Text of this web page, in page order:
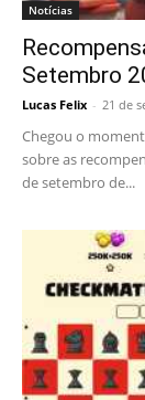
Notícias
Setembro
Lucas Felix - 21 de
Chegou o
sobre as
de setembro de...